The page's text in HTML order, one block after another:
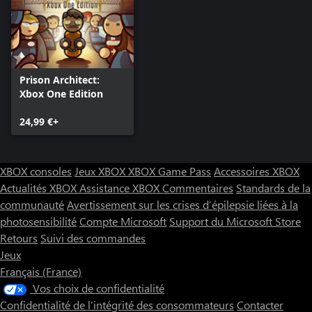
Désormais, les gardes embauchés n'auront pas de rang à leur
arrivée dans votre prison. Ils devront travailler dur pour être
promus Officiers et Officiers spécialistes. Leur engagement sera
toutefois récompensé. Chaque gain de rang sera accompagné
d'avantages supplémentaires.
Outils de construction et de planification améliorés
Le menu de planification fait peau neuve et propose plein de
nouvelles options pour les clôtures et les murs. De plus, lorsque
apparaîtra. Elle indiquera les dimensions horizontale et verticale
de la pièce, ainsi que l'évaluation du coût de la sélection
Prison Architect:
Xbox One Edition
24,99 €+
XBOX consoles Jeux XBOXXBOX Game Pass Accessoires XBOX
Actualités XBOXAssistance XBOXCommentaires Standards de la
communautéAvertissement sur les crises d’épilepsie liées à la
photosensibilitéCompte Microsoft Support du Microsoft Store
Retours Suivi des commandes
Jeux
Français (France)
Vos choix de confidentialité
Confidentialité de l’intégrité des consommateurs Contacter